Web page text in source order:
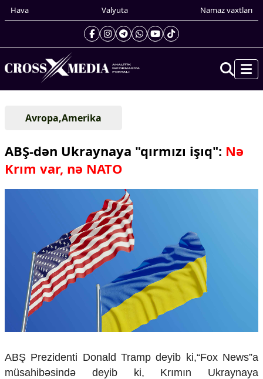
Hava Valyuta Namaz vaxtları
Gündəm
Xarici xəbərlər
Cənubi Qafqaz
Afrika
Çarpaz baxış
Təhlil
Siyasi
Geosiyasi
İqtisadi
Araşdırma
Avropa,Amerika
ABŞ-dən Ukraynaya "qırmızı işıq": Nə
Krım var, nə NATO
ABŞ Prezidenti Donald Tramp deyib ki,“Fox News”a
müsahibəsində deyib ki, Krımın Ukraynaya